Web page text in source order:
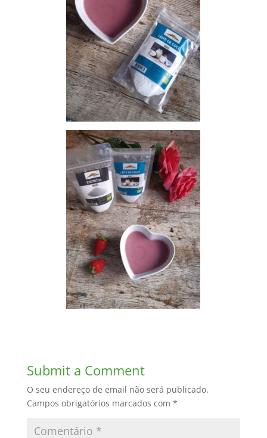
Submit a Comment
O seu endereço de email não será publicado.
Campos obrigatórios marcados com *